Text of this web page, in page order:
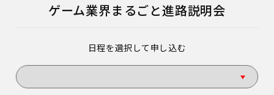
ゲーム業界まるごと進路説明会
日程を選択して申し込む